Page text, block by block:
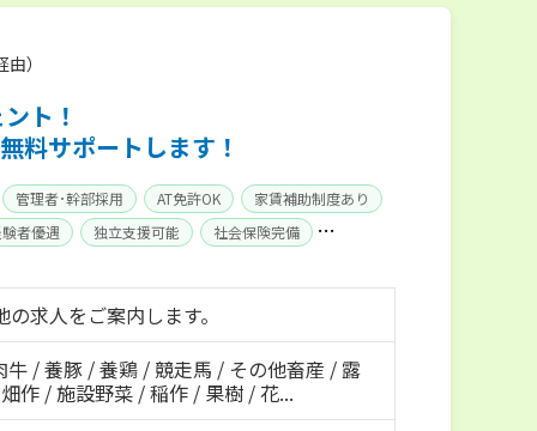
）
ト！
料サポートします！
管理者･幹部採用 AT免許OK
家賃補助制度あり
者優遇
独立支援可能 社会保険完備
の求人をご案内します。
牛 / 養豚 / 養鶏 / 競走馬 / その他畜産 / 露
作 / 施設野菜 / 稲作 / 果樹 / 花...